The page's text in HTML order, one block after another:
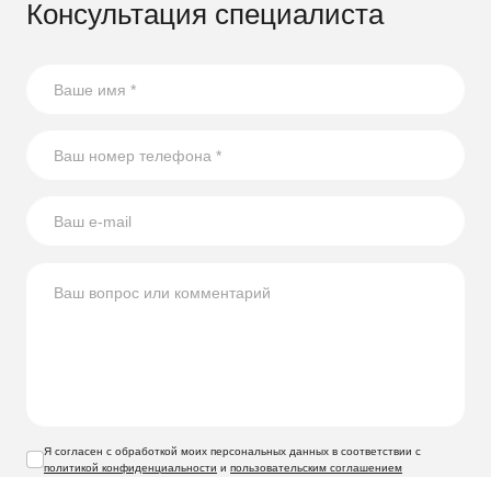
Консультация специалиста
Я согласен с обработкой моих персональных данных в соответствии с
политикой конфиденциальности и пользовательским соглашением